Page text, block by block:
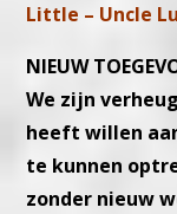
Little – Uncle
NIEUW
We zijn
heeft willen
te kunnen
zonder nieuw